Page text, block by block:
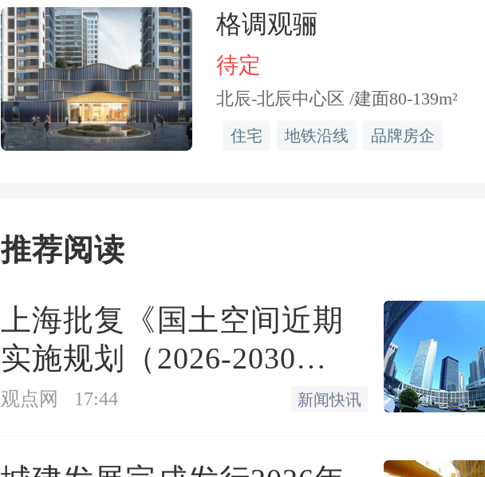
房地产的发展3-5年就算是一个阶段
是户型设计还是园林规划上，都会
的发展和变化。现在回头看5年前的房
的或者是10年前的房子，就会有明
的感觉，而且“旧”的感觉会特别突出。
所以购买二手房，最好避免购买房
年以上的旧房子。因为这样的房子
格调观骊
待定
北辰-北辰中心区 /建面80-139m²
住宅 地铁沿线 品牌房企
推荐阅读
上海批复《国土空间近期
实施规划（2026-2030
年）》
观点网 17:44 新闻快讯